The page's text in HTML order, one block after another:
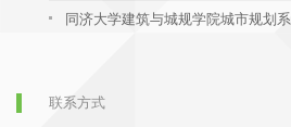
同济大学建筑与城规学院城市规划系
联系方式